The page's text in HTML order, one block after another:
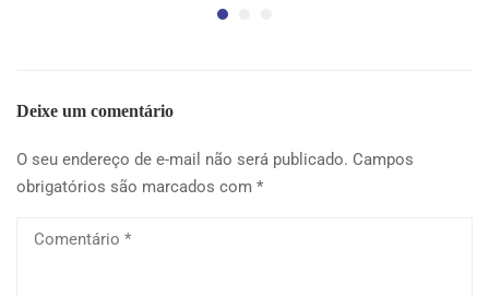
Deixe um comentário
O seu endereço de e-mail não será publicado. Campos
obrigatórios são marcados com *